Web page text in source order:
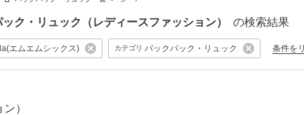
ク・リュック（レディースファッション） の検索結果
エムエムシックス) カテゴリ バックパック・リュック 条件を
）